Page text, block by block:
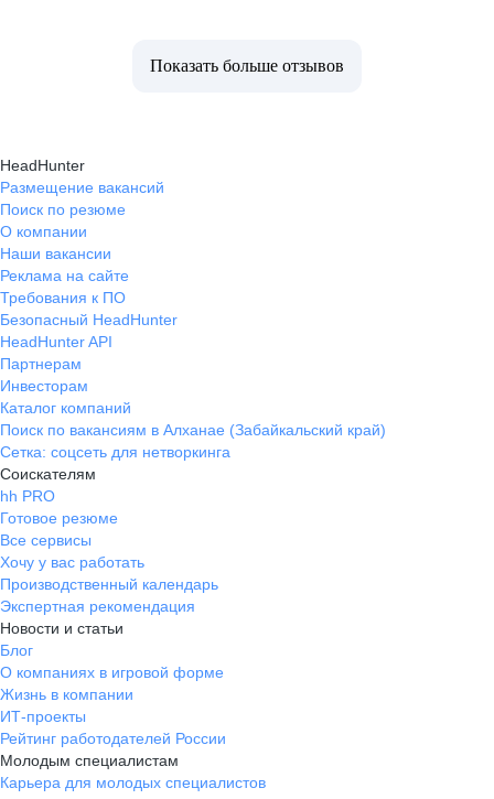
Показать больше отзывов
HeadHunter
Размещение вакансий
Поиск по резюме
О компании
Наши вакансии
Реклама на сайте
Требования к ПО
Безопасный HeadHunter
HeadHunter API
Партнерам
Инвесторам
Каталог компаний
Поиск по вакансиям в Алханае (Забайкальский край)
Сетка: соцсеть для нетворкинга
Соискателям
hh PRO
Готовое резюме
Все сервисы
Хочу у вас работать
Производственный календарь
Экспертная рекомендация
Новости и статьи
Блог
О компаниях в игровой форме
Жизнь в компании
ИТ-проекты
Рейтинг работодателей России
Молодым специалистам
Карьера для молодых специалистов